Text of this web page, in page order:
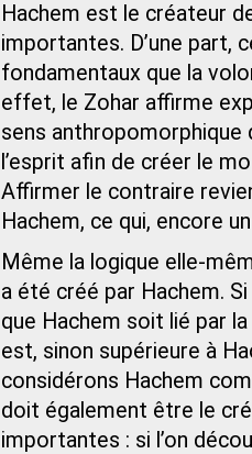
Hachem est le créateur
importantes. D’une part,
fondamentaux que la
effet, le Zohar affirme
sens
l’esprit afin de créer le
Affirmer le contraire
Hachem, ce qui, encore
Même la logique elle-
a été créé par Hachem.
que Hachem soit lié par
est, sinon supérieure à
considérons Hachem
doit également être le
importantes : si l’on